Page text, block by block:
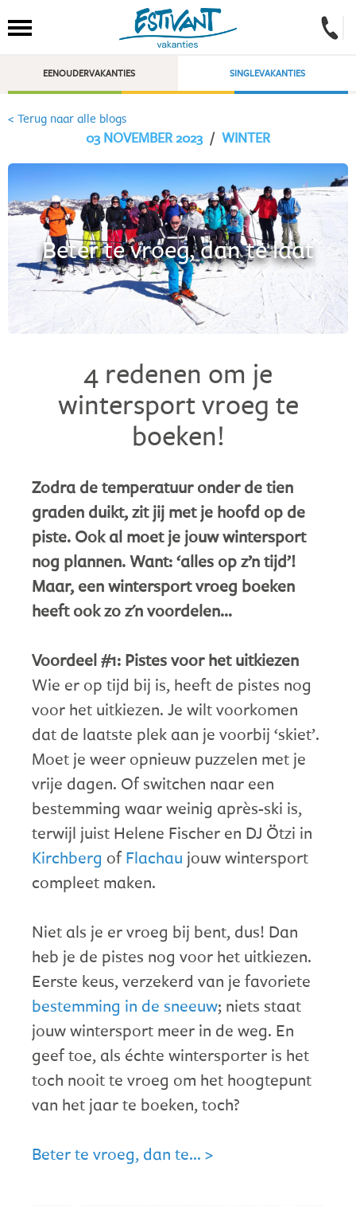
EENOUDERVAKANTIES SINGLEVAKANTIES
< Terug naar alle blogs
03 NOVEMBER 2023 / WINTER
Beter te vroeg, dan te laat
4 redenen om je
wintersport vroeg te
boeken!
Zodra de temperatuur onder de tien
graden duikt, zit jij met je hoofd op de
piste. Ook al moet je jouw wintersport
nog plannen. Want: ‘alles op z’n tijd’!
Maar, een wintersport vroeg boeken
heeft ook zo z'n voordelen…
Voordeel #1: Pistes voor het uitkiezen
Wie er op tijd bij is, heeft de pistes nog
voor het uitkiezen. Je wilt voorkomen
dat de laatste plek aan je voorbij ‘skiet’.
Moet je weer opnieuw puzzelen met je
vrije dagen. Of switchen naar een
bestemming waar weinig après-ski is,
terwijl juist Helene Fischer en DJ Ötzi in
Kirchberg of Flachau jouw wintersport
compleet maken.
Niet als je er vroeg bij bent, dus! Dan
heb je de pistes nog voor het uitkiezen.
Eerste keus, verzekerd van je favoriete
bestemming in de sneeuw; niets staat
jouw wintersport meer in de weg. En
geef toe, als échte wintersporter is het
toch nooit te vroeg om het hoogtepunt
van het jaar te boeken, toch?
Beter te vroeg, dan te... >